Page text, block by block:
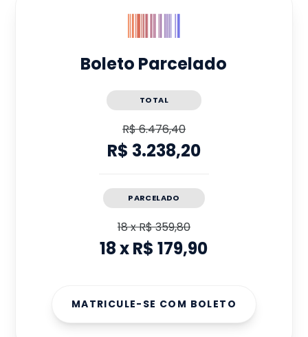
Boleto Parcelado
TOTAL
R$ 6.476,40
R$ 3.238,20
PARCELADO
18xR$ 359,80
18xR$ 179,90
MATRICULE-SE COM BOLETO